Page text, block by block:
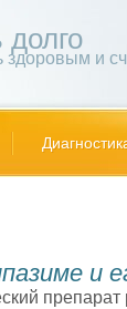
здоровым и
и
препарат